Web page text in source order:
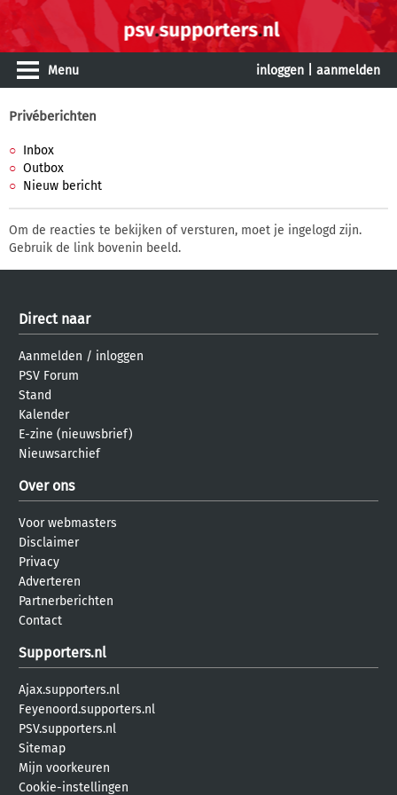
Menu inloggen aanmelden
Privéberichten
Inbox
Outbox
Nieuw bericht
Om de reacties te bekijken of versturen, moet je ingelogd zijn.
Gebruik de link bovenin beeld.
Direct naar
Aanmelden / inloggen
PSV Forum
Stand
Kalender
E-zine (nieuwsbrief)
Nieuwsarchief
Over ons
Voor webmasters
Disclaimer
Privacy
Adverteren
Partnerberichten
Contact
Supporters.nl
Ajax.supporters.nl
Feyenoord.supporters.nl
PSV.supporters.nl
Sitemap
Mijn voorkeuren
Cookie-instellingen